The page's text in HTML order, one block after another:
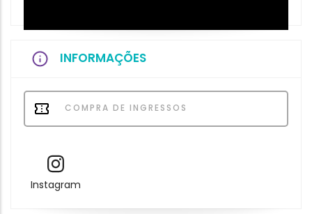
INFORMAÇÕES
COMPRA DE INGRESSOS
Instagram